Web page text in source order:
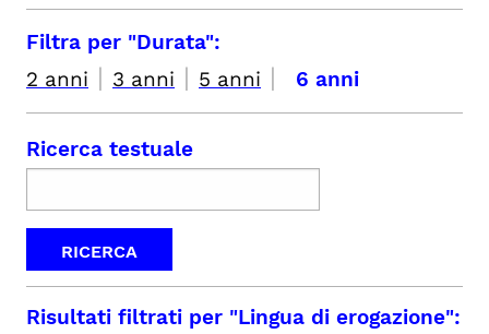
Filtra per "Durata":
2 anni | 3 anni | 5 anni | 6 anni
Ricerca testuale
Risultati filtrati per "Lingua di erogazione":